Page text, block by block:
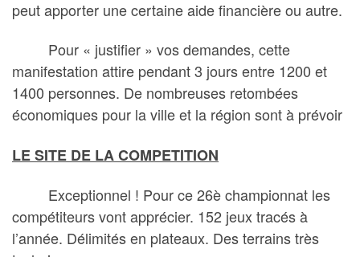
peut apporter une certaine aide financière ou autre.
Pour « justifier » vos demandes, cette
manifestation attire pendant 3 jours entre 1200 et
1400 personnes. De nombreuses retombées
économiques pour la ville et la région sont à prévoir
LE SITE DE LA COMPETITION
Exceptionnel ! Pour ce 26è championnat les
compétiteurs vont apprécier. 152 jeux tracés à
l’année. Délimités en plateaux. Des terrains très